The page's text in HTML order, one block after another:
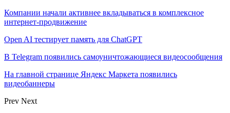
Компании начали активнее вкладываться в комплексное
интернет-продвижение
Open AI тестирует память для ChatGPT
В Telegram появились самоуничтожающиеся видеосообщения
На главной странице Яндекс Маркета появились
видеобаннеры
Prev Next